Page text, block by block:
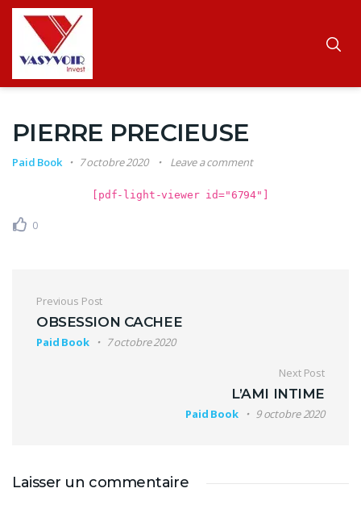
PIERRE PRECIEUSE
Paid Book 7 octobre 2020 Leave a comment
[pdf-light-viewer id="6794"]
0
Navigation de l’article
Previous Post
OBSESSION CACHEE
Paid Book 7 octobre 2020
Next Post
L’AMI INTIME
Paid Book 9 octobre 2020
Laisser un commentaire